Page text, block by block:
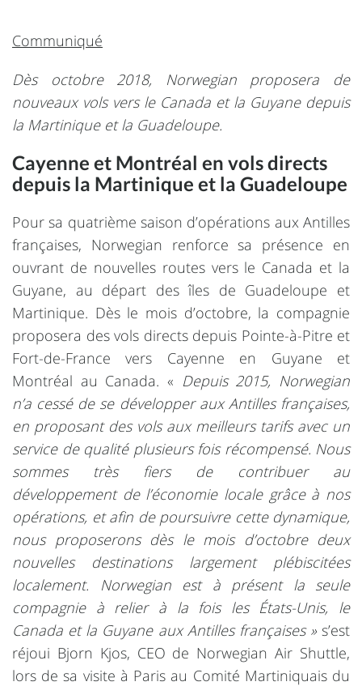
Communiqué
Dès octobre 2018, Norwegian proposera de
nouveaux vols vers le Canada et la Guyane depuis
la Martinique et la Guadeloupe.
Cayenne et Montréal en vols directs
depuis la Martinique et la Guadeloupe
Pour sa quatrième saison d’opérations aux Antilles
françaises, Norwegian renforce sa présence en
ouvrant de nouvelles routes vers le Canada et la
Guyane, au départ des îles de Guadeloupe et
Martinique. Dès le mois d’octobre, la compagnie
proposera des vols directs depuis Pointe-à-Pitre et
Fort-de-France vers Cayenne en Guyane et
Montréal au Canada. « Depuis 2015, Norwegian
n’a cessé de se développer aux Antilles françaises,
en proposant des vols aux meilleurs tarifs avec un
service de qualité plusieurs fois récompensé. Nous
sommes très fiers de contribuer au
développement de l’économie locale grâce à nos
opérations, et afin de poursuivre cette dynamique,
nous proposerons dès le mois d’octobre deux
nouvelles destinations largement plébiscitées
localement. Norwegian est à présent la seule
compagnie à relier à la fois les États-Unis, le
Canada et la Guyane aux Antilles françaises »s’est
réjoui Bjorn Kjos, CEO de Norwegian Air Shuttle,
lors de sa visite à Paris au Comité Martiniquais du